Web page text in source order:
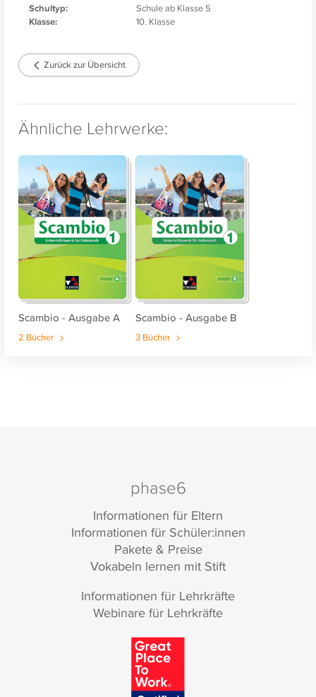
Schultyp: Schule ab Klasse 5
Klasse: 10. Klasse
Zurück zur Übersicht
Ähnliche Lehrwerke:
Scambio - Ausgabe A
2 Bücher
Scambio - Ausgabe B
3 Bücher
phase6
Informationen für Eltern
Informationen für Schüler:innen
Pakete & Preise
Vokabeln lernen mit Stift
Informationen für Lehrkräfte
Webinare für Lehrkräfte